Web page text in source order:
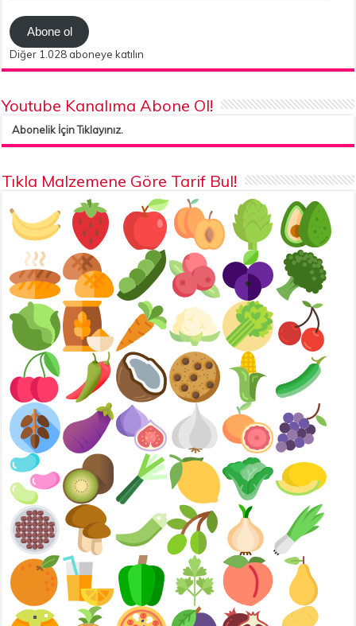
Abone ol
Diğer 1.028 aboneye katılın
Youtube Kanalıma Abone Ol!
Abonelik İçin Tıklayınız.
Tıkla Malzemene Göre Tarif Bul!